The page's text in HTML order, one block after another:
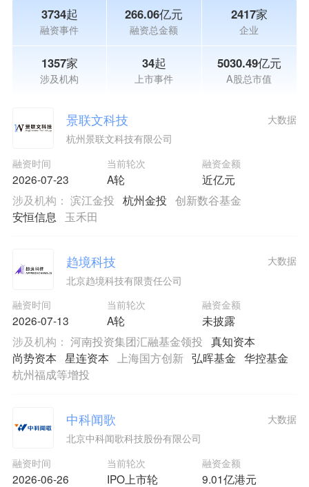
3734起
融资事件
266.06亿元
融资总金额
2417家
企业
1357家
涉及机构
34起
上市事件
5030.49亿元
A股总市值
景联文科技
杭州景联文科技有限公司
融资时间
2026-07-23
当前轮次
A轮
融资金额
近亿元
大数据
涉及机构： 滨江金投 杭州金投 创新数谷基金
安恒信息
玉禾田
趋境科技
北京趋境科技有限责任公司
融资时间
2026-07-13
当前轮次
A轮
融资金额
未披露
大数据
涉及机构： 河南投资集团汇融基金领投 真知资本
尚势资本 星连资本 上海国方创新 弘晖基金 华控基金
杭州福成等增投
中科闻歌
北京中科闻歌科技股份有限公司
融资时间
2026-06-26
当前轮次
IPO上市轮
融资金额
9.01亿港元
大数据